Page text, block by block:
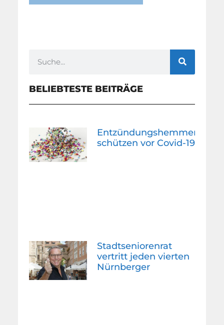
BELIEBTESTE BEITRÄGE
Entzündungshemmer
schützen vor Covid-19
Stadtseniorenrat
vertritt jeden vierten
Nürnberger